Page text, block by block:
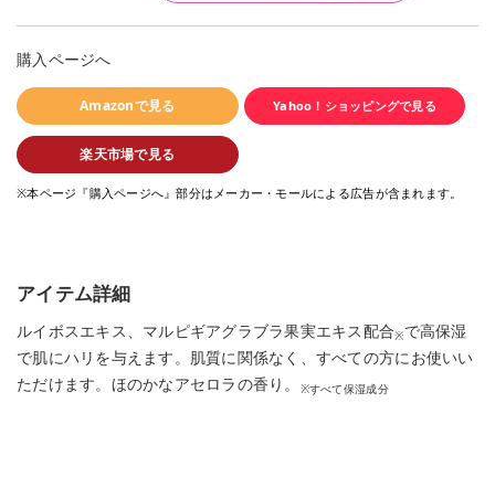
購入ページへ
Amazonで見る Yahoo！ショッピングで見る
楽天市場で見る
※本ページ『購入ページへ』部分はメーカー・モールによる広告が含まれます。
アイテム詳細
ルイボスエキス、マルピギアグラブラ果実エキス配合※で高保湿
で肌にハリを与えます。肌質に関係なく、すべての方にお使いい
ただけます。ほのかなアセロラの香り。
※すべて保湿成分